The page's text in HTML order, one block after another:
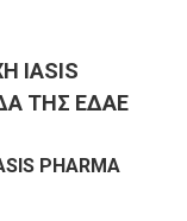
IASIS
ΤΗΣ ΕΔΑΕ
PHARMA